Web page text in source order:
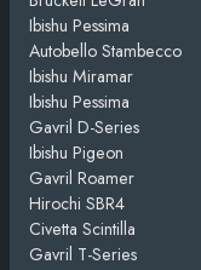
Ibishu Pessima
Autobello Stambecco
Ibishu Miramar
Ibishu Pessima
Gavril D-Series
Ibishu Pigeon
Gavril Roamer
Hirochi SBR4
Civetta Scintilla
Gavril T-Series